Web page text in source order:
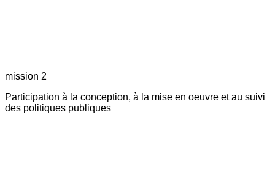
mission 2
Participation à la conception, à la mise en oeuvre et au suivi
des politiques publiques